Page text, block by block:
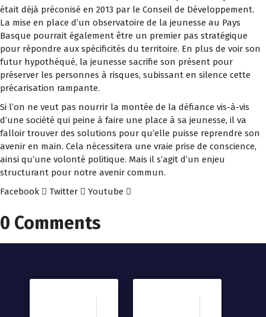
était déjà préconisé en 2013 par le Conseil de Développement.
La mise en place d’un observatoire de la jeunesse au Pays
Basque pourrait également être un premier pas stratégique
pour répondre aux spécificités du territoire. En plus de voir son
futur hypothéqué, la jeunesse sacrifie son présent pour
préserver les personnes à risques, subissant en silence cette
précarisation rampante.
Si l’on ne veut pas nourrir la montée de la défiance vis-à-vis
d’une société qui peine à faire une place à sa jeunesse, il va
falloir trouver des solutions pour qu’elle puisse reprendre son
avenir en main. Cela nécessitera une vraie prise de conscience,
ainsi qu’une volonté politique. Mais il s’agit d’un enjeu
structurant pour notre avenir commun.
Facebook
Twitter Youtube
0 Comments